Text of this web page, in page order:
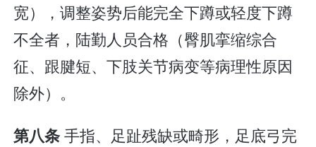
宽），调整姿势后能完全下蹲或轻度下蹲
不全者，陆勤人员合格（臀肌挛缩综合
征、跟腱短、下肢关节病变等病理性原因
除外）。
第八条手指、足趾残缺或畸形，足底弓完